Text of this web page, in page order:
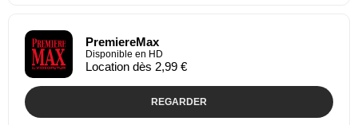
PremiereMax
Disponible en HD
Location dès 2,99 €
REGARDER